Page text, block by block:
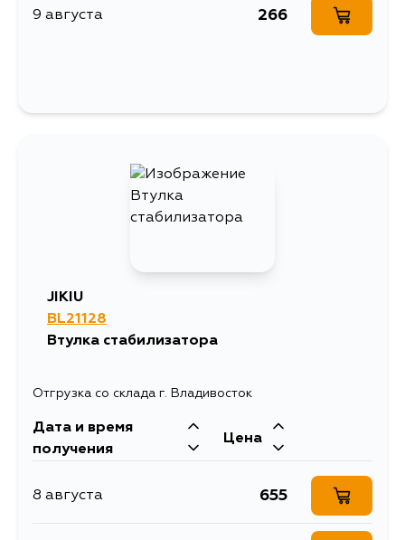
9 августа 266
JIKIU
BL21128
Втулка стабилизатора
Отгрузка со склада г. Владивосток
Дата и время
получения
Цена
8 августа 655